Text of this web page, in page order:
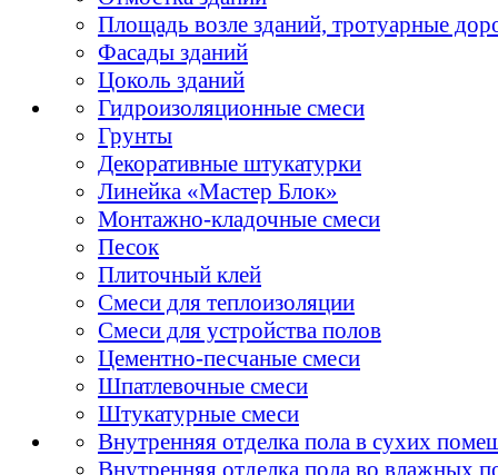
Площадь возле зданий, тротуарные
Фасады зданий
Цоколь зданий
Гидроизоляционные смеси
Грунты
Декоративные штукатурки
Линейка «Мастер Блок»
Монтажно-кладочные смеси
Песок
Плиточный клей
Смеси для теплоизоляции
Смеси для устройства полов
Цементно-песчаные смеси
Шпатлевочные смеси
Штукатурные смеси
Внутренняя отделка пола в сухих
Внутренняя отделка пола во влажных